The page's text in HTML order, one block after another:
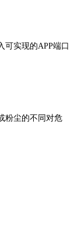
可实现的APP端口
粉尘的不同对危